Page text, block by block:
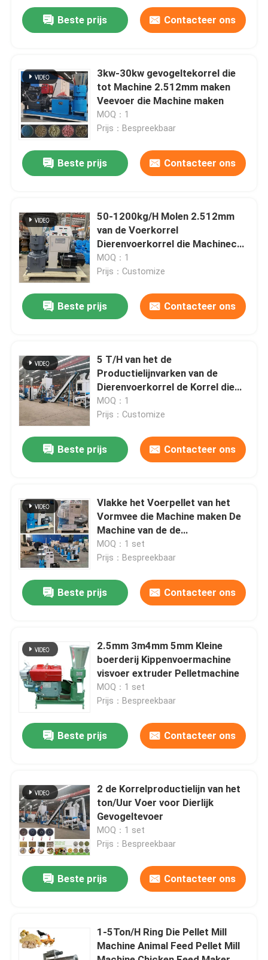
Producten
VR-show
Over ons
Kwaliteitscontrole
Contacteer ons
Vraag een offerte aan
Houtpelletfabriek
Beste prijs Contacteer ons
3kw-30kw gevogeltekorrel die
tot Machine 2.512mm maken
Veevoer die Machine maken
MOQ：1
Prijs：Bespreekbaar
Beste prijs Contacteer ons
50-1200kg/H Molen 2.512mm
van de Voerkorrel
Dierenvoerkorrel die Machinece
maken
MOQ：1
Prijs：Customize
Beste prijs Contacteer ons
5 T/H van het de
Productielijnvarken van de
Dierenvoerkorrel de Korrel die
van het de Koevoer Machine
maken
MOQ：1
Prijs：Customize
Beste prijs Contacteer ons
Vlakke het Voerpellet van het
Vormvee die Machine maken De
Machine van de de
Dierenvoerkorrel van de
Varkensgeit
MOQ：1 set
Prijs：Bespreekbaar
Beste prijs Contacteer ons
2.5mm 3m4mm 5mm Kleine
boerderij Kippenvoermachine
visvoer extruder Pelletmachine
MOQ：1 set
Prijs：Bespreekbaar
Beste prijs Contacteer ons
2 de Korrelproductielijn van het
ton/Uur Voer voor Dierlijk
Gevogeltevoer
MOQ：1 set
Prijs：Bespreekbaar
Beste prijs Contacteer ons
1-5Ton/H Ring Die Pellet Mill
Machine Animal Feed Pellet Mill